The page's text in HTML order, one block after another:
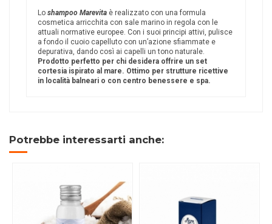
Lo shampoo Marevita è realizzato con una formula
cosmetica arricchita con sale marino in regola con le
attuali normative europee. Con i suoi principi attivi, pulisce
a fondo il cuoio capelluto con un’azione sfiammate e
depurativa, dando così ai capelli un tono naturale.
Prodotto perfetto per chi desidera offrire un set
cortesia ispirato al mare. Ottimo per strutture ricettive
in località balneari o con centro benessere e spa.
Potrebbe interessarti anche: